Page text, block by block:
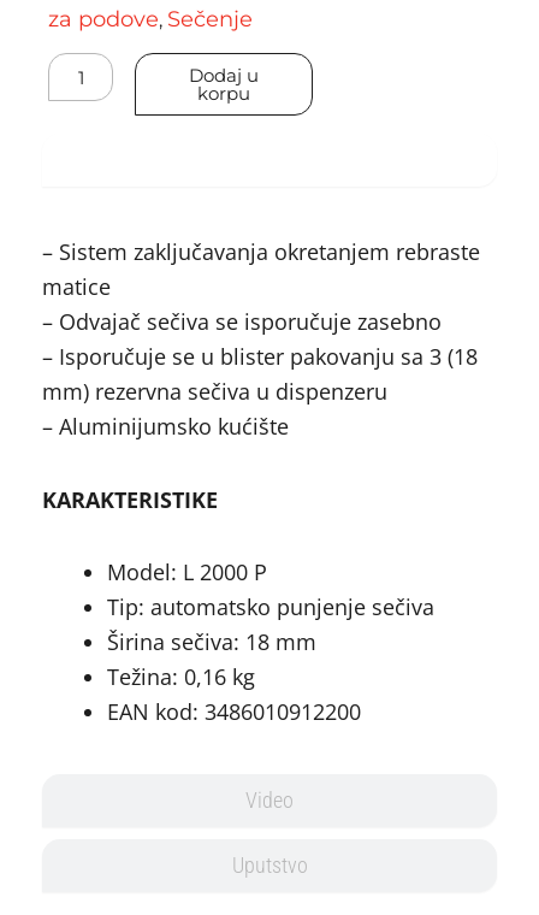
za podove, Sečenje
L
2000
Dodaj u
korpu
Video
Uputstvo
– Sistem zaključavanja okretanjem rebraste
matice
– Odvajač sečiva se isporučuje zasebno
– Isporučuje se u blister pakovanju sa 3 (18
mm) rezervna sečiva u dispenzeru
– Aluminijumsko kućište
KARAKTERISTIKE
Model: L 2000 P
Tip: automatsko punjenje sečiva
Širina sečiva: 18 mm
Težina: 0,16 kg
EAN kod: 3486010912200